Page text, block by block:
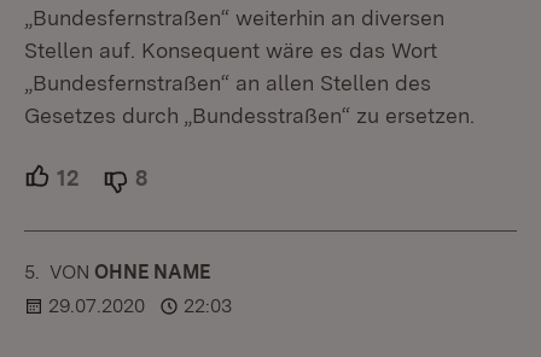
„Bundesfernstraßen“ weiterhin an diversen
Stellen auf. Konsequent wäre es das Wort
„Bundesfernstraßen“ an allen Stellen des
Gesetzes durch „Bundesstraßen“ zu ersetzen.
12 Unterstützer.
8
5. KOMMENTAR
VON :OHNE NAME
29.07.2020
22:03